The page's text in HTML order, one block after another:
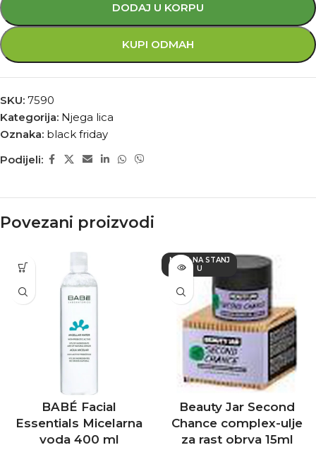
DODAJ U KORPU
KUPI ODMAH
SKU: 7590
Kategorija: Njega lica
Oznaka: black friday
Podijeli:
Povezani proizvodi
BABÉ Facial
Essentials Micelarna
voda 400 ml
NEMA NA STANJ
U
Beauty Jar Second
Chance complex-ulje
za rast obrva 15ml